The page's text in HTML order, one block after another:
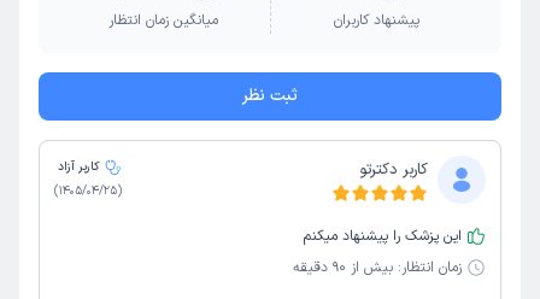
پیشنهاد کاربران
میانگین زمان انتظار
ثبت نظر
کاربر دکترتو
کاربر آزاد
(
1405/04/25
)
این پزشک را پیشنهاد میکنم
زمان انتظار: بیش از 90 دقیقه